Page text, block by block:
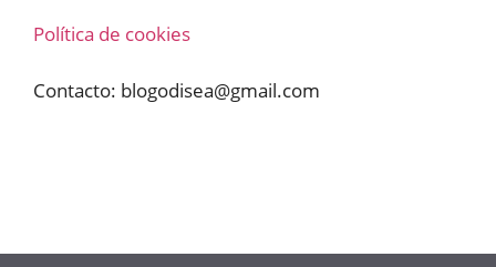
Política de cookies
Contacto: blogodisea@gmail.com